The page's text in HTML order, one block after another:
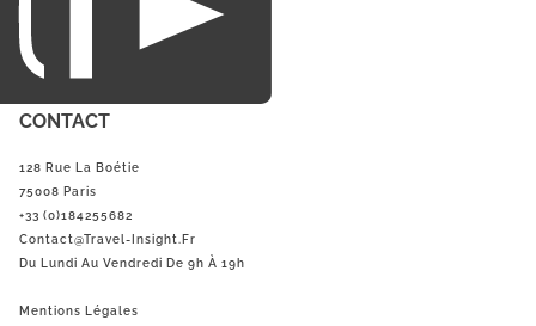
CONTACT
128 Rue La Boétie
75008 Paris
+33 (0)184255682
Contact@Travel-Insight.fr
Du Lundi Au Vendredi De 9h À 19h
Mentions Légales